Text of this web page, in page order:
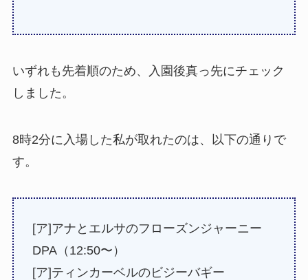
いずれも先着順のため、入園後真っ先にチェック
しました。
8時2分に入場した私が取れたのは、以下の通りで
す。
[ア]アナとエルサのフローズンジャーニー
DPA（12:50〜）
[ア]ティンカーベルのビジーバギー